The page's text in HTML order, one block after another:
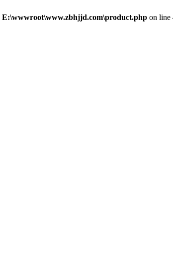
E:\wwwroot\www.zbhjjd.com\product.php on line